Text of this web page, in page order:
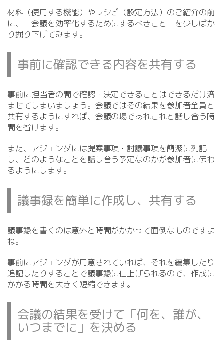
材料（使用する機能）やレシピ（設定方法）のご紹介の前
に、「会議を効率化するためにするべきこと」を少しばか
り掘り下げてみます。
事前に確認できる内容を共有する
事前に担当者の間で確認・決定できることはできるだけ済
ませてしまいましょう。会議ではその結果を参加者全員と
共有するようにすれば、会議の場であれこれと話し合う時
間を省けます。
また、アジェンダには提案事項・討議事項を簡潔に列記
し、どのようなことを話し合う予定なのかが参加者に伝わ
るようにします。
議事録を簡単に作成し、共有する
議事録を書くのは意外と時間がかかって面倒なものですよ
ね。
事前にアジェンダが用意されていれば、それを編集したり
追記したりすることで議事録に仕上げられるので、作成に
かかる時間を大きく短縮できます。
会議の結果を受けて「何を、誰が、
いつまでに」を決める